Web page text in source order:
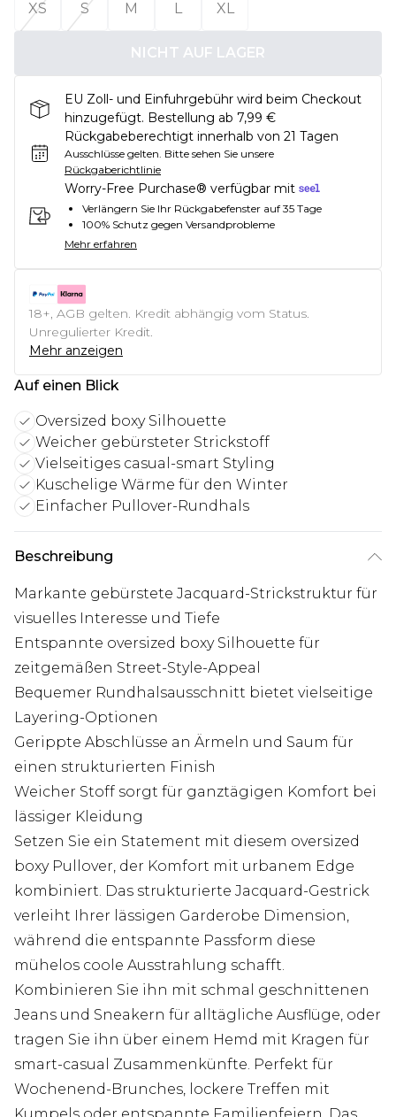
XS
S M L XL
NICHT AUF LAGER
EU Zoll- und Einfuhrgebühr wird beim Checkout
hinzugefügt. Bestellung ab 7,99 €
Rückgabeberechtigt innerhalb von 21 Tagen
Ausschlüsse gelten. Bitte sehen Sie unsere
Rückgaberichtlinie
Worry-Free Purchase® verfügbar mit
Verlängern Sie Ihr Rückgabefenster auf 35 Tage
100% Schutz gegen Versandprobleme
Mehr erfahren
18+, AGB gelten. Kredit abhängig vom Status.
Unregulierter Kredit.
Mehr anzeigen
Auf einen Blick
Oversized boxy Silhouette
Weicher gebürsteter Strickstoff
Vielseitiges casual-smart Styling
Kuschelige Wärme für den Winter
Einfacher Pullover-Rundhals
Beschreibung
Markante gebürstete Jacquard-Strickstruktur für
visuelles Interesse und Tiefe
Entspannte oversized boxy Silhouette für
zeitgemäßen Street-Style-Appeal
Bequemer Rundhalsausschnitt bietet vielseitige
Layering-Optionen
Gerippte Abschlüsse an Ärmeln und Saum für
einen strukturierten Finish
Weicher Stoff sorgt für ganztägigen Komfort bei
lässiger Kleidung
Setzen Sie ein Statement mit diesem oversized
boxy Pullover, der Komfort mit urbanem Edge
kombiniert. Das strukturierte Jacquard-Gestrick
verleiht Ihrer lässigen Garderobe Dimension,
während die entspannte Passform diese
mühelos coole Ausstrahlung schafft.
Kombinieren Sie ihn mit schmal geschnittenen
Jeans und Sneakern für alltägliche Ausflüge, oder
tragen Sie ihn über einem Hemd mit Kragen für
smart-casual Zusammenkünfte. Perfekt für
Wochenend-Brunches, lockere Treffen mit